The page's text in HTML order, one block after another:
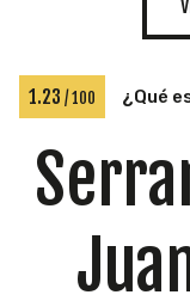
1.23 / 100 ¿Qué